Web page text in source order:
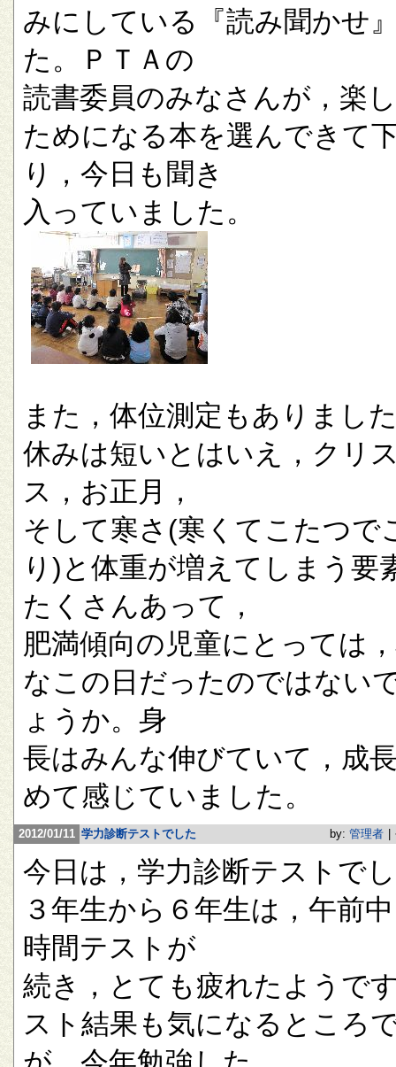
みにしている『読み聞かせ
た。ＰＴＡの
読書委員のみなさんが，楽
ためになる本を選んできて
り，今日も聞き
入っていました。
また，体位測定もありまし
休みは短いとはいえ，クリ
ス，お正月，
そして寒さ(寒くてこたつで
り)と体重が増えてしまう要
たくさんあって，
肥満傾向の児童にとっては
なこの日だったのではない
ょうか。身
長はみんな伸びていて，成
めて感じていました。
2012/01/11 学力診断テストでした by: 管理者
今日は，学力診断テストで
３年生から６年生は，午前
時間テストが
続き，とても疲れたようで
スト結果も気になるところ